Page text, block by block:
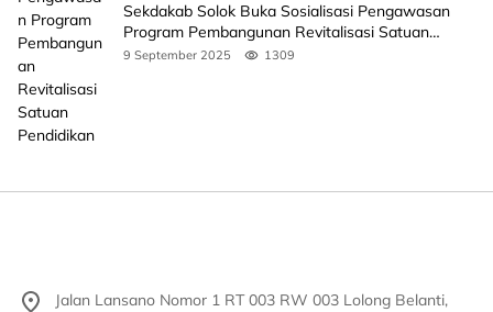
Sekdakab Solok Buka Sosialisasi Pengawasan
Program Pembangunan Revitalisasi Satuan
Pendidikan
9 September 2025 1309
Jalan Lansano Nomor 1 RT 003 RW 003 Lolong Belanti,